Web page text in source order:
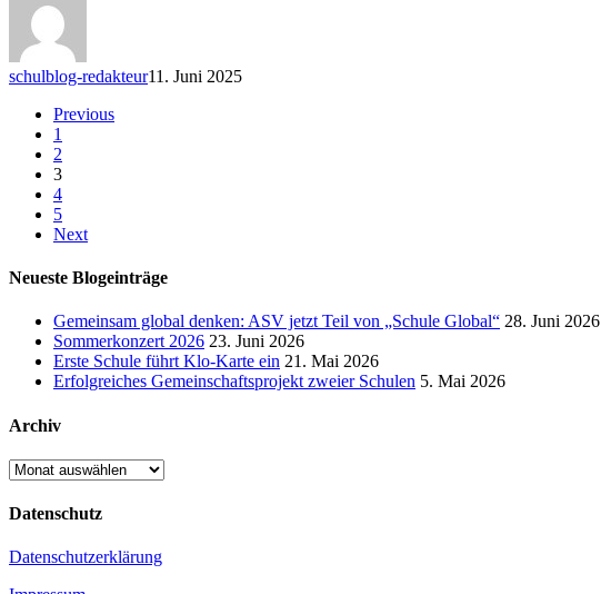
schulblog-redakteur11. Juni 2025
Previous
1
2
3
4
5
Next
Neueste Blogeinträge
Gemeinsam global denken: ASV jetzt Teil von „Schule Global“ 28. Juni 2026
Sommerkonzert 2026 23. Juni 2026
Erste Schule führt Klo-Karte ein 21. Mai 2026
Erfolgreiches Gemeinschaftsprojekt zweier Schulen 5. Mai 2026
Archiv
Archiv
Datenschutz
Datenschutzerklärung